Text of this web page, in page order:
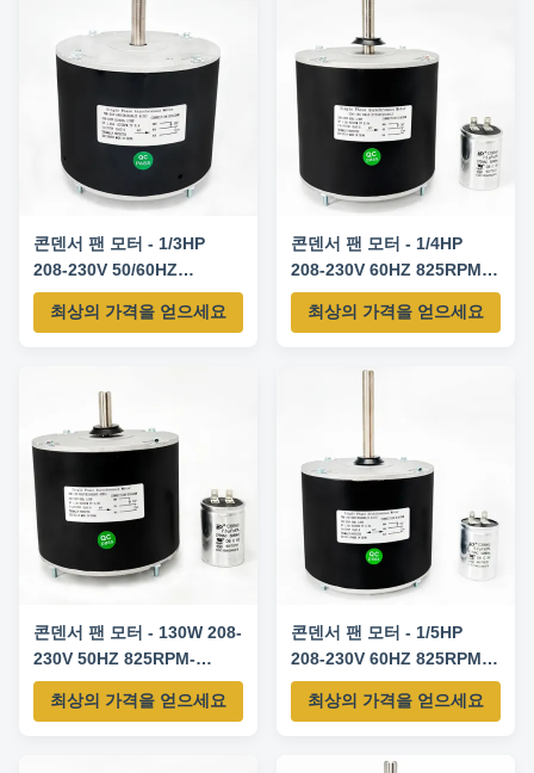
콘덴서 팬 모터 - 1/3HP
208-230V 50/60HZ
1075RPM-K55HXAJT-4108
교체 모터
최상의 가격을 얻으세요
콘덴서 팬 모터 - 1/4HP
208-230V 60HZ 825RPM-
Y7S859D545L 교체 모터
최상의 가격을 얻으세요
콘덴서 팬 모터 - 130W 208-
230V 50HZ 825RPM-
K55HXAHS-4085 교체 모터
최상의 가격을 얻으세요
콘덴서 팬 모터 - 1/5HP
208-230V 60HZ 825RPM-
K55HXAJS-4107 교체 모터
최상의 가격을 얻으세요